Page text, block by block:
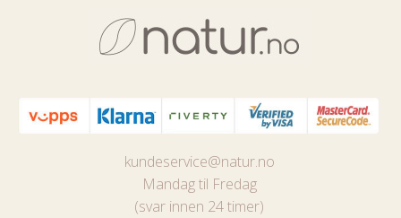
kundeservice@natur.no
Mandag til Fredag
(svar innen 24 timer)